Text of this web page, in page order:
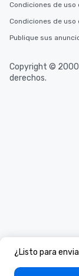
¿Listo para
Condiciones de uso
Condiciones de uso
Publique sus
Copyright ©
derechos.